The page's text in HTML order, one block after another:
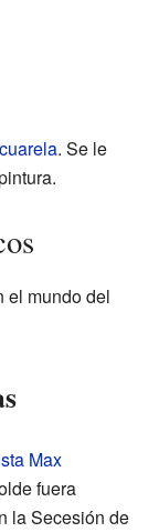
. Se le
el mundo del
Max
fuera
la Secesión de